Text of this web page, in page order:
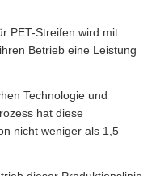
PET-Streifen wird mit
Betrieb eine Leistung
Technologie und
hat diese
nicht weniger als 1,5